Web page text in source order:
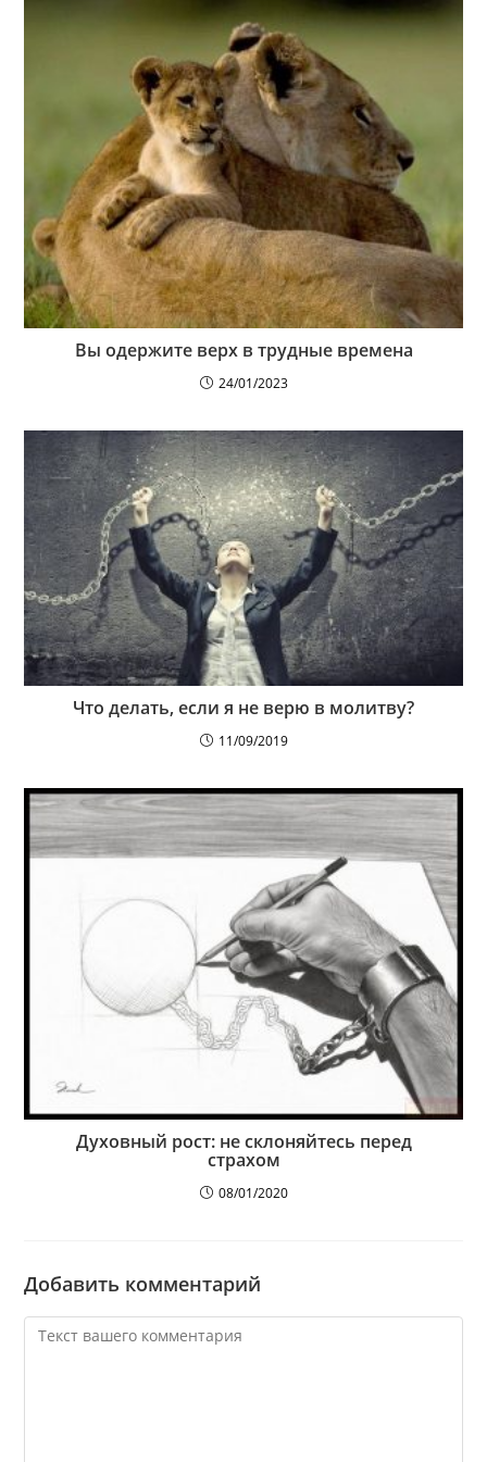
Вы одержите верх в трудные времена
24/01/2023
Что делать, если я не верю в молитву?
11/09/2019
Духовный рост: не склоняйтесь перед
страхом
08/01/2020
Добавить комментарий